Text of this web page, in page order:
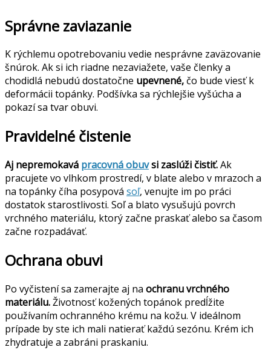
Správne zaviazanie
K rýchlemu opotrebovaniu vedie nesprávne zaväzovanie
šnúrok. Ak si ich riadne nezaviažete, vaše členky a
chodidlá nebudú dostatočne upevnené, čo bude viesť k
deformácii topánky. Podšívka sa rýchlejšie vyšúcha a
pokazí sa tvar obuvi.
Pravidelné čistenie
Aj nepremokavá pracovná obuvsi zaslúži čistiť.Ak
pracujete vo vlhkom prostredí, v blate alebo v mrazoch a
na topánky číha posypová soľ, venujte im po práci
dostatok starostlivosti. Soľ a blato vysušujú povrch
vrchného materiálu, ktorý začne praskať alebo sa časom
začne rozpadávať.
Ochrana obuvi
Po vyčistení sa zamerajte aj na ochranu vrchného
materiálu.Životnosť kožených topánok predĺžite
používaním ochranného krému na kožu. V ideálnom
prípade by ste ich mali natierať každú sezónu. Krém ich
zhydratuje a zabráni praskaniu.